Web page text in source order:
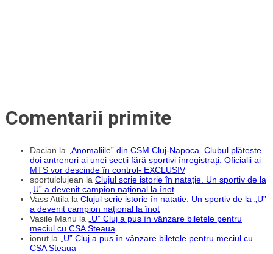
Comentarii primite
Dacian la „Anomaliile” din CSM Cluj-Napoca. Clubul plătește
doi antrenori ai unei secții fără sportivi înregistrați. Oficialii ai
MTS vor descinde în control- EXCLUSIV
sportulclujean la Clujul scrie istorie în natație. Un sportiv de la
„U” a devenit campion național la înot
Vass Attila la Clujul scrie istorie în natație. Un sportiv de la „U”
a devenit campion național la înot
Vasile Manu la „U” Cluj a pus în vânzare biletele pentru
meciul cu CSA Steaua
ionut la „U” Cluj a pus în vânzare biletele pentru meciul cu
CSA Steaua